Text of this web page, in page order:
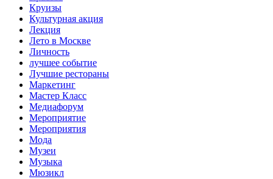
Круизы
Культурная акция
Лекция
Лето в Москве
Личность
лучшее событие
Лучшие рестораны
Маркетинг
Мастер Класс
Медиафорум
Мероприятие
Мероприятия
Мода
Музеи
Музыка
Мюзикл